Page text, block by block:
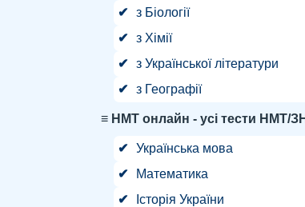
з Біології
з Хімії
з Української літератури
з Географії
≡ НМТ онлайн - усі тести НМТ/
Українська мова
Математика
Історія України